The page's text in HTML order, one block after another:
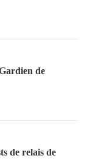
de
de relais de